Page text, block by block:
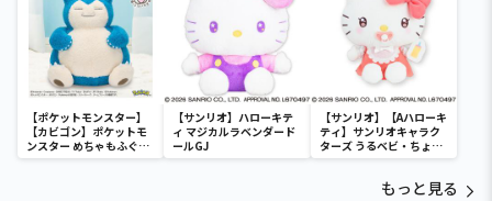
【ポケットモンスター】
【カビゴン】ポケットモ
ンスター めちゃもふぐっ
と ほっこりいやされぬい
【サンリオ】ハローキテ
ィ マジカルラベンダード
ールGJ
【サンリオ】【Aハローキ
ティ】サンリオキャラク
ターズ うるベビ・ちょい
デカドール
もっと見る